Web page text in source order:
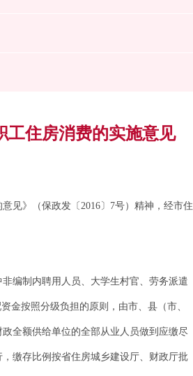
工住房消费的实施意见
见》（保政发〔2016〕7号）精神，经市住
编制内聘用人员、大学生村官、劳务派遣
金按照分级负担的原则，由市、县（市、
全额供给单位的全部从业人员做到应缴尽
缴存比例按省住房城乡建设厅、财政厅批